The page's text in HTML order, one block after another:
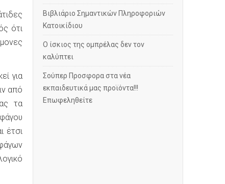
ότι
για
από
τα
έτσι
Βιβλιάριο Σημαντικών Πληροφοριών
Κατοικίδιου
Ο ίσκιος της ομπρέλας δεν τον
καλύπτει
Σούπερ Προσφορα στα νέα
εκπαιδευτικά μας προϊόντα!!!
Επωφεληθείτε